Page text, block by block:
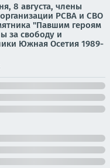
8 августа, члены
РСВА и СВО
"Павшим героям
за свободу и
Южная Осетия 1989-